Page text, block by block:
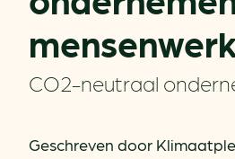
CO2-neutraal
Geschreven door